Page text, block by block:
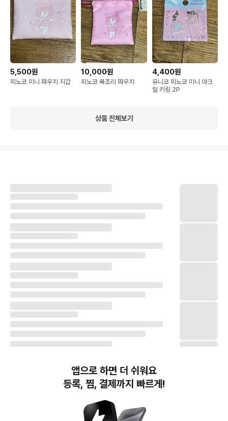
5,500원
피노코 미니 파우치 지갑
10,000원
피노코 복조리 파우치
4,400원
유니코 피노코 미니 아크
릴 키링 2P
상품 전체보기
앱으로 하면 더 쉬워요
등록, 찜, 결제까지 빠르게!